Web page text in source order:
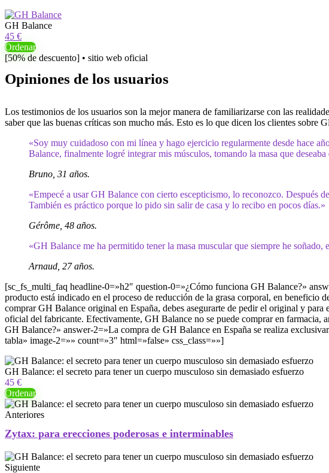
GH Balance
45 €
Ordenar
[50% de descuento] • sitio web oficial
Opiniones de los usuarios
Los testimonios de los usuarios son la mejor manera de familiarizarse con las
saber que las buenas críticas son mucho más. Esto es lo que dicen los clientes sobre
«Soy muy cuidadoso con mi línea y hago ejercicio regularmente desde hace
Balance, finalmente logré integrar mis músculos, tomando la masa que
Bruno, 31 años.
«Empecé a usar GH Balance con cierto escepticismo, lo reconozco. Después
También es práctico porque lo pido sin salir de casa y lo recibo en pocos días.»
Gérôme, 48 años.
«GH Balance me ha permitido tener la masa muscular que siempre he
Arnaud, 27 años.
[sc_fs_multi_faq headline-0=»h2″ question-0=»¿Cómo funciona GH Balance?»
producto está indicado en el proceso de reducción de la grasa corporal, en
comprar GH Balance original en España, debes asegurarte de pedir el original y
oficial del fabricante. Efectivamente, GH Balance no se puede comprar en
GH Balance?» answer-2=»La compra de GH Balance en España se realiza
tabla» image-2=»» count=»3″ html=»false» css_class=»»]
GH Balance: el secreto para tener un cuerpo musculoso sin demasiado esfuerzo
45 €
Ordenar
Anteriores
Zytax: para erecciones poderosas e interminables
Siguiente